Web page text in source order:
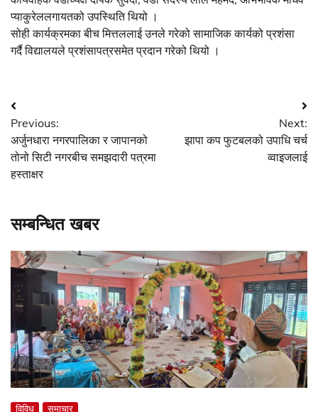
प्याकुरेललगायतको उपस्थिति थियो ।
सोही कार्यक्रमका बीच मित्तललाई उनले गरेको सामाजिक कार्यको प्रशंसा
गर्दै विद्यालयले प्रशंसापत्रसमेत प्रदान गरेको थियो ।
Post
navigation
Previous:
अर्जुनधारा नगरपालिका र जापानको
तोनो सिटी नगरबीच समझदारी पत्रमा
हस्ताक्षर
Next:
झापा कप फुटबलको उपाधि चर्च
व्वाइजलाई
सम्बन्धित खबर
विविध समाचार